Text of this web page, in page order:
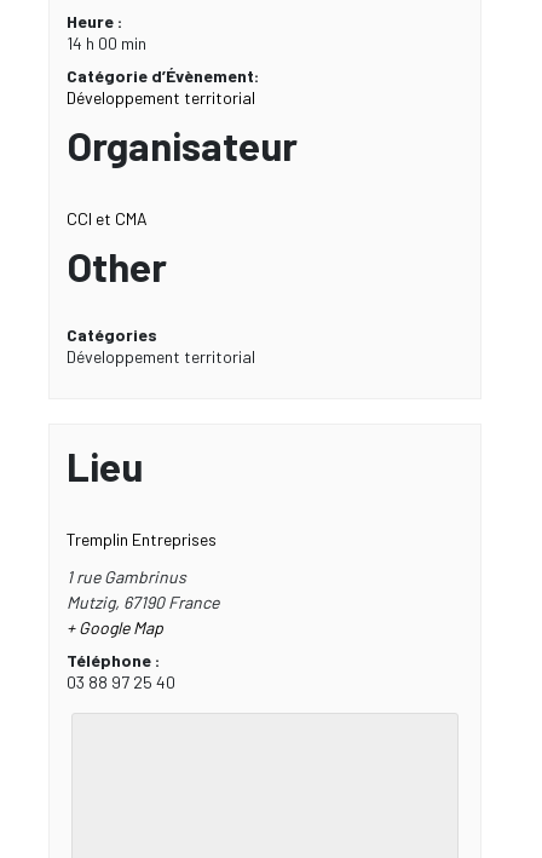
Heure :
14 h 00 min
Catégorie d’Évènement:
Développement territorial
Organisateur
CCI et CMA
Other
Catégories
Développement territorial
Lieu
Tremplin Entreprises
1 rue Gambrinus
Mutzig, 67190 France
+ Google Map
Téléphone :
03 88 97 25 40